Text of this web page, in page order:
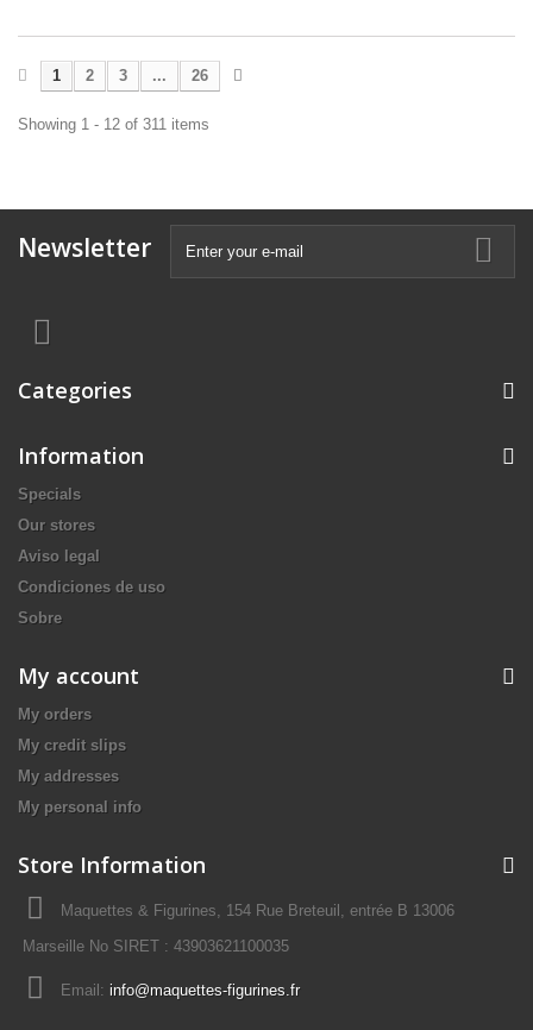
1 2 3 ... 26
Showing 1 - 12 of 311 items
Newsletter
Categories
Information
Specials
Our stores
Aviso legal
Condiciones de uso
Sobre
My account
My orders
My credit slips
My addresses
My personal info
Store Information
Maquettes & Figurines, 154 Rue Breteuil, entrée B 13006
Marseille No SIRET : 43903621100035
Email: info@maquettes-figurines.fr